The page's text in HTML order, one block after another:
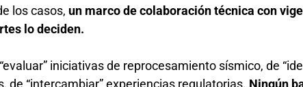
los casos, un marco de colaboración técnica con
lo deciden.
iniciativas de reprocesamiento sísmico, de
de “intercambiar” experiencias regulatorias. Ningún